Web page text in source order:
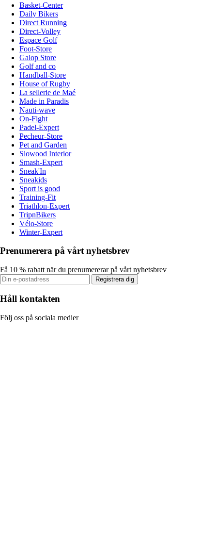
Basket-Center
Daily Bikers
Direct Running
Direct-Volley
Espace Golf
Foot-Store
Galop Store
Golf and co
Handball-Store
House of Rugby
La sellerie de Maé
Made in Paradis
Nauti-wave
On-Fight
Padel-Expert
Pecheur-Store
Pet and Garden
Slowood Interior
Smash-Expert
Sneak'In
Sneakids
Sport is good
Training-Fit
Triathlon-Expert
TripnBikers
Vélo-Store
Winter-Expert
Prenumerera på vårt nyhetsbrev
Få 10 % rabatt när du prenumererar på vårt nyhetsbrev
Registrera dig
Håll kontakten
Följ oss på sociala medier